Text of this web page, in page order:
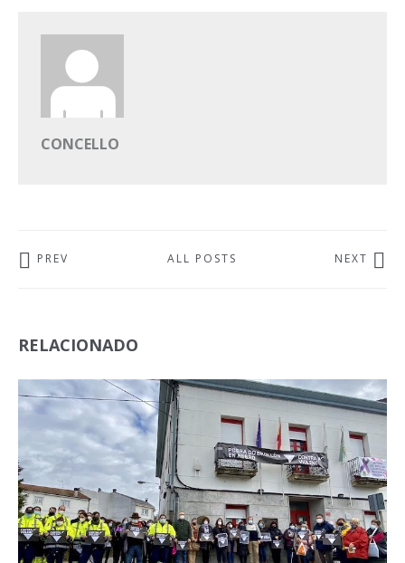
CONCELLO
PREV ALL POSTS NEXT
RELACIONADO